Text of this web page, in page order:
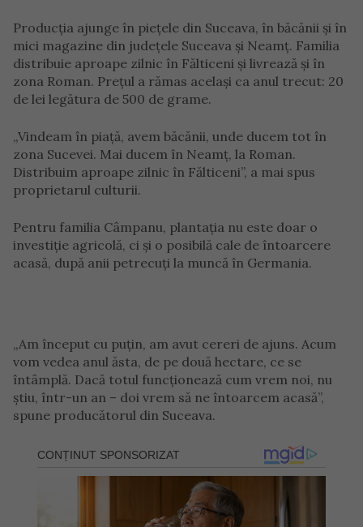
Producția ajunge în piețele din Suceava, în băcănii și în
mici magazine din județele Suceava și Neamț. Familia
distribuie aproape zilnic în Fălticeni și livrează și în
zona Roman. Prețul a rămas același ca anul trecut: 20
de lei legătura de 500 de grame.
„Vindeam în piață, avem băcănii, unde ducem tot în
zona Sucevei. Mai ducem în Neamț, la Roman.
Distribuim aproape zilnic în Fălticeni”, a mai spus
proprietarul culturii.
Pentru familia Câmpanu, plantația nu este doar o
investiție agricolă, ci și o posibilă cale de întoarcere
acasă, după anii petrecuți la muncă în Germania.
„Am început cu puțin, am avut cereri de ajuns. Acum
vom vedea anul ăsta, de pe două hectare, ce se
întâmplă. Dacă totul funcționează cum vrem noi, nu
știu, într-un an – doi vrem să ne întoarcem acasă”,
spune producătorul din Suceava.